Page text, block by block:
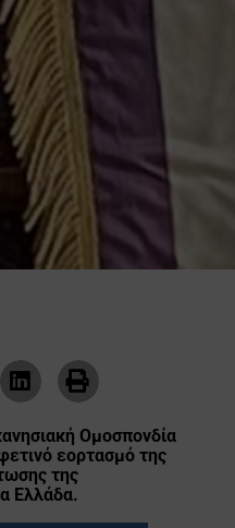
Ομοσπονδία
εορτασμό της
της
Ελλάδα.